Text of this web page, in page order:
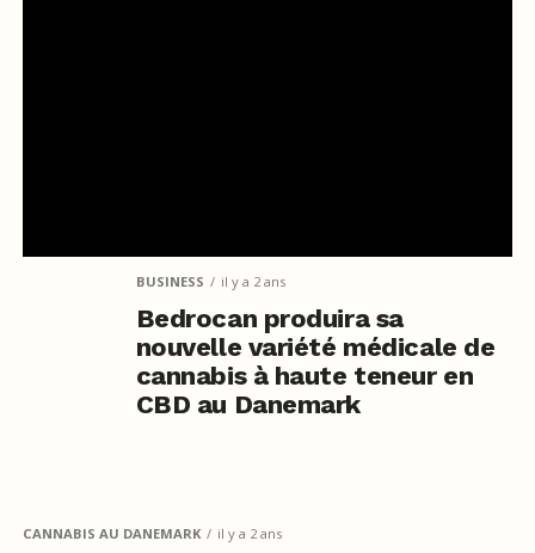
BUSINESS il y a 2 ans
Bedrocan produira sa
nouvelle variété médicale de
cannabis à haute teneur en
CBD au Danemark
CANNABIS AU DANEMARK il y a 2 ans